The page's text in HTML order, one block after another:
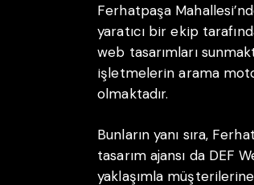
Ferhatpaşa
yaratıcı bir ekip
web tasarımları
işletmelerin arama
olmaktadır.
Bunların yanı sıra,
tasarım ajansı da DEF
yaklaşımla